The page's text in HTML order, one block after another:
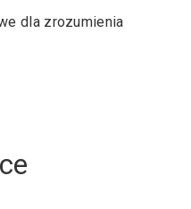
dla zrozumienia